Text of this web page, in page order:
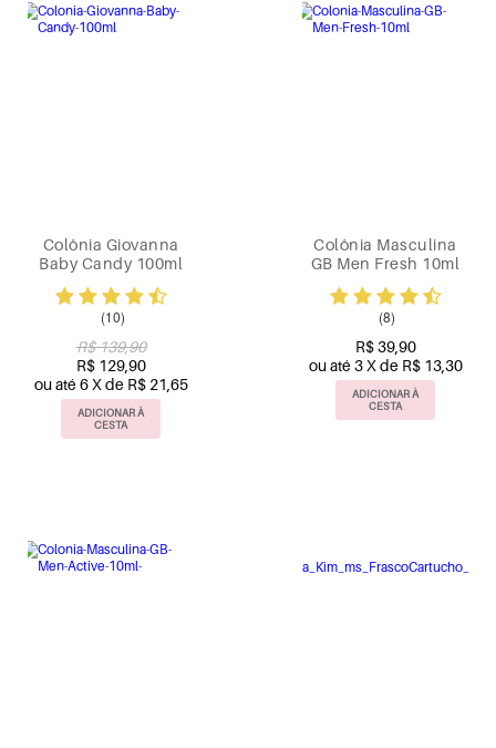
Colônia Giovanna
Baby Candy 100ml
(10)
R$ 139,90
R$ 129,90
ou até 6 X de R$ 21,65
ADICIONAR À
CESTA
Colônia Masculina
GB Men Fresh 10ml
(8)
R$ 39,90
ou até 3 X de R$ 13,30
ADICIONAR À
CESTA